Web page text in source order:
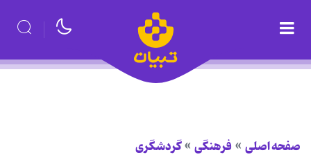
صفحه اصلی فرهنگی گردشگری